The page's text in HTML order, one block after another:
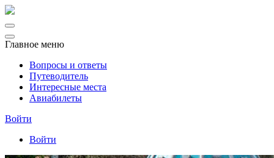
Главное меню
Вопросы и ответы
Путеводитель
Интересные места
Авиабилеты
Войти
Войти